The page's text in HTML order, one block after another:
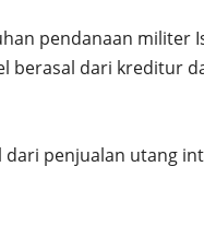
pendanaan militer
berasal dari kreditur
dari penjualan utang